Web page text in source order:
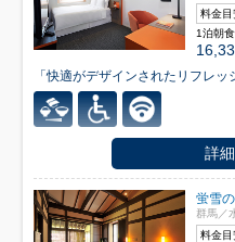
料金目
1泊朝
「快適がデザインされたリフレ
詳
蛍雪
群馬／
料金目